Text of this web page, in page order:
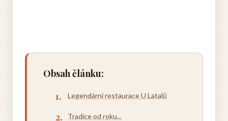
Obsah článku:
Legendární restaurace U Latalů
Tradice od roku...